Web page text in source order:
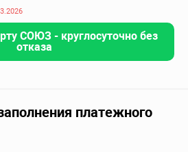
СОЮЗ - круглосуточно без
отказа
платежного